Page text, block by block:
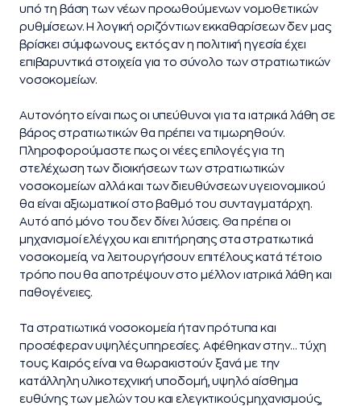
υπό τη βάση των νέων προωθούμενων νομοθετικών
ρυθμίσεων. Η λογική οριζόντιων εκκαθαρίσεων δεν μας
βρίσκει σύμφωνους, εκτός αν η πολιτική ηγεσία έχει
επιβαρυντικά στοιχεία για το σύνολο των στρατιωτικών
νοσοκομείων.
Αυτονόητο είναι πως οι υπεύθυνοι για τα ιατρικά λάθη σε
βάρος στρατιωτικών θα πρέπει να τιμωρηθούν.
Πληροφορούμαστε πως οι νέες επιλογές για τη
στελέχωση των διοικήσεων των στρατιωτικών
νοσοκομείων αλλά και των διευθύνσεων υγειονομικού
θα είναι αξιωματικοί στο βαθμό του συνταγματάρχη.
Αυτό από μόνο του δεν δίνει λύσεις. Θα πρέπει οι
μηχανισμοί ελέγχου και επιτήρησης στα στρατιωτικά
νοσοκομεία, να λειτουργήσουν επιτέλους κατά τέτοιο
τρόπο που θα αποτρέψουν στο μέλλον ιατρικά λάθη και
παθογένειες.
Τα στρατιωτικά νοσοκομεία ήταν πρότυπα και
προσέφεραν υψηλές υπηρεσίες. Αφέθηκαν στην… τύχη
τους. Καιρός είναι να θωρακιστούν ξανά με την
κατάλληλη υλικοτεχνική υποδομή, υψηλό αίσθημα
ευθύνης των μελών του και ελεγκτικούς μηχανισμούς,